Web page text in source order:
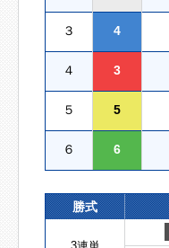
３ 4
４ 3
５ 5
６ 6
勝式